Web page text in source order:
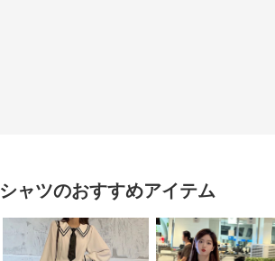
シャツのおすすめアイテム